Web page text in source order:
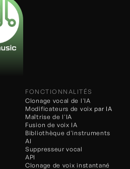
FONCTIONNALITÉS
Clonage vocal de l'IA
Fusion de voix IA
Modificateurs de voix par IA
Maîtrise de l'IA
Bibliothèque d'instruments
AI
Suppresseur vocal
API
Clonage de voix instantané